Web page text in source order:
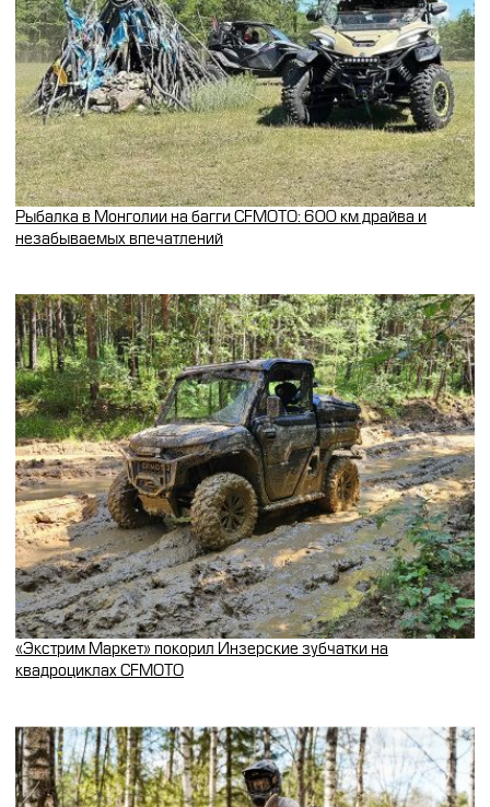
Рыбалка в Монголии на багги CFMOTO: 600 км драйва и
незабываемых впечатлений
«Экстрим Маркет» покорил Инзерские зубчатки на
квадроциклах CFMOTO